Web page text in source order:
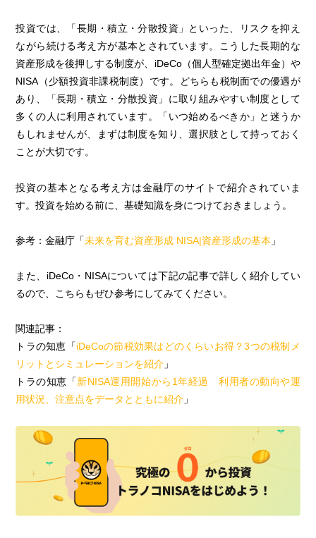
投資では、「長期・積立・分散投資」といった、リスクを抑え
ながら続ける考え方が基本とされています。こうした長期的な
資産形成を後押しする制度が、iDeCo（個人型確定拠出年金）や
NISA（少額投資非課税制度）です。どちらも税制面での優遇が
あり、「長期・積立・分散投資」に取り組みやすい制度として
多くの人に利用されています。「いつ始めるべきか」と迷うか
もしれませんが、まずは制度を知り、選択肢として持っておく
ことが大切です。
投資の基本となる考え方は金融庁のサイトで紹介されていま
す。投資を始める前に、基礎知識を身につけておきましょう。
参考：金融庁「未来を育む資産形成 NISA|資産形成の基本 」
また、iDeCo・NISAについては下記の記事で詳しく紹介してい
るので、こちらもぜひ参考にしてみてください。
関連記事：
トラの知恵「iDeCoの節税効果はどのくらいお得？3つの税制メ
リットとシミュレーションを紹介 」
トラの知恵「新NISA運用開始から1年経過 利用者の動向や運
用状況、注意点をデータとともに紹介 」